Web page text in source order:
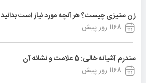
زن ستیزی چیست؟ هر آنچه مورد نیاز است بدانید
1168 روز پیش
سندرم آشیانه خالی: 5 علامت و نشانه آن
1168 روز پیش